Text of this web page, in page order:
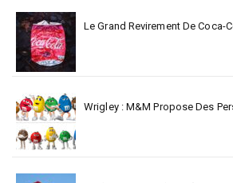
Le Grand Revirement De Coca-
Wrigley : M&M Propose Des